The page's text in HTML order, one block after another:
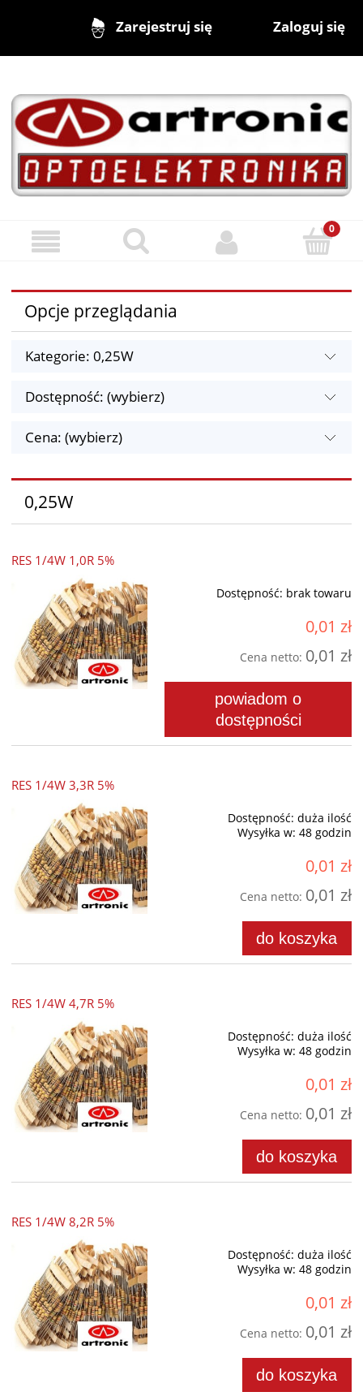
Zarejestruj się Zaloguj się
Opcje przeglądania
Kategorie: 0,25W
Dostępność: (wybierz)
Cena: (wybierz)
0,25W
RES 1/4W 1,0R 5%
Dostępność: brak towaru
0,01 zł
Cena netto: 0,01 zł
powiadom o
dostępności
RES 1/4W 3,3R 5%
Dostępność: duża ilość
Wysyłka w: 48 godzin
0,01 zł
Cena netto: 0,01 zł
do koszyka
RES 1/4W 4,7R 5%
Dostępność: duża ilość
Wysyłka w: 48 godzin
0,01 zł
Cena netto: 0,01 zł
do koszyka
RES 1/4W 8,2R 5%
Dostępność: duża ilość
Wysyłka w: 48 godzin
0,01 zł
Cena netto: 0,01 zł
do koszyka